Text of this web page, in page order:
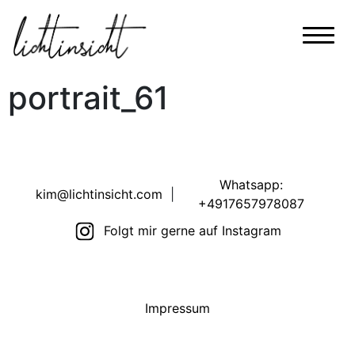
portrait_61
kim@lichtinsicht.com
Whatsapp:
+4917657978087
Folgt mir gerne auf Instagram
Impressum